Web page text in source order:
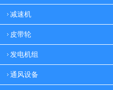
减速机
皮带轮
发电机组
通风设备